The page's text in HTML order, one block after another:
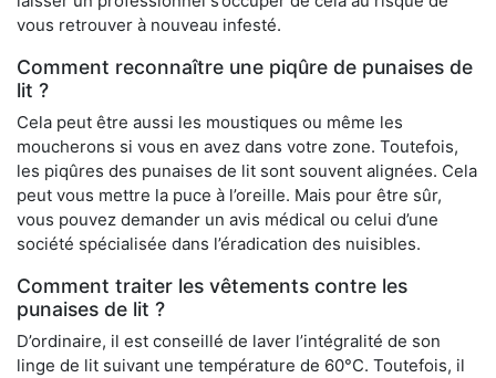
vous retrouver à nouveau infesté.
Comment reconnaître une piqûre de punaises de
lit ?
Cela peut être aussi les moustiques ou même les
moucherons si vous en avez dans votre zone. Toutefois,
les piqûres des punaises de lit sont souvent alignées. Cela
peut vous mettre la puce à l’oreille. Mais pour être sûr,
vous pouvez demander un avis médical ou celui d’une
société spécialisée dans l’éradication des nuisibles.
Comment traiter les vêtements contre les
punaises de lit ?
D’ordinaire, il est conseillé de laver l’intégralité de son
linge de lit suivant une température de 60°C. Toutefois, il